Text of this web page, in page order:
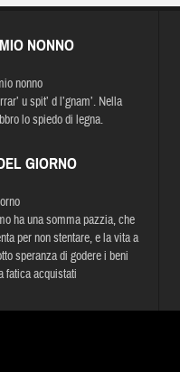
NONNO
nonno
u spit’ d l’gnam’. Nella
lo spiedo di legna.
GIORNO
ha una somma pazzia, che
per non stentare, e la vita a
speranza di godere i beni
fatica acquistati